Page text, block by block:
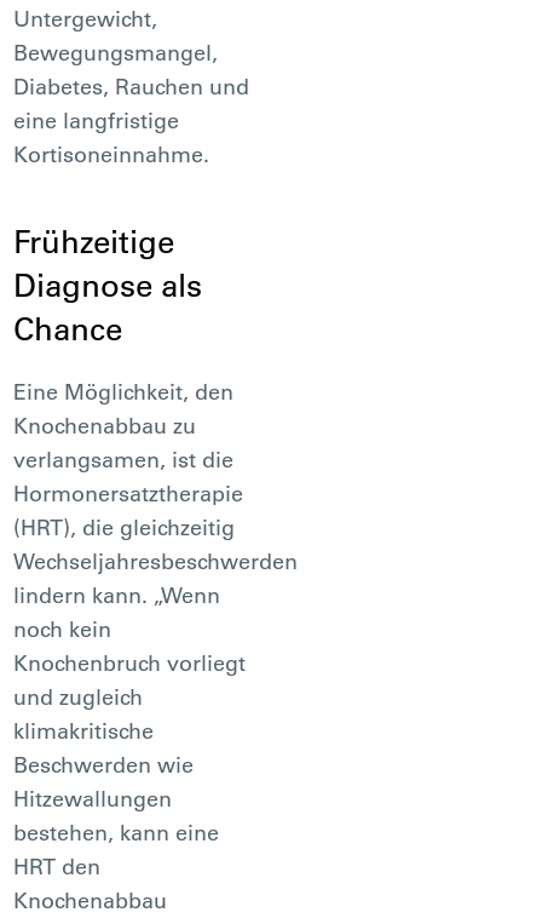
Untergewicht,
Bewegungsmangel,
Diabetes, Rauchen und
eine langfristige
Kortisoneinnahme.
Frühzeitige
Diagnose als
Chance
Eine Möglichkeit, den
Knochenabbau zu
verlangsamen, ist die
Hormonersatztherapie
(HRT), die gleichzeitig
Wechseljahresbeschwerden
lindern kann. „Wenn
noch kein
Knochenbruch vorliegt
und zugleich
klimakritische
Beschwerden wie
Hitzewallungen
bestehen, kann eine
HRT den
Knochenabbau